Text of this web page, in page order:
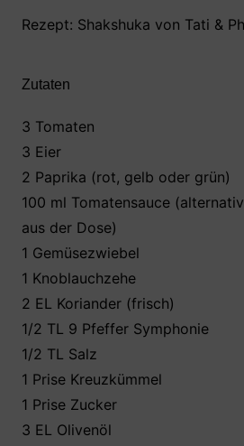
c
b
o
o
k
itt at er le
Rezept: Shakshuka von Tati &
Zutaten
3 Tomaten
3 Eier
2 Paprika (rot, gelb oder grün)
100 ml Tomatensauce
aus der Dose)
1 Gemüsezwiebel
1 Knoblauchzehe
2 EL Koriander (frisch)
1/2 TL 9 Pfeffer Symphonie
1/2 TL Salz
1 Prise Kreuzkümmel
1 Prise Zucker
3 EL Olivenöl